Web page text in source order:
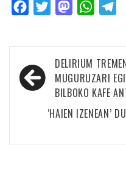
FacebookTwitterMastodon
Bidalketetan
zehar
nabigatu
DELIRIUM
MUGURUZARI
BILBOKO KAFE
‘HAIEN IZENEAN’